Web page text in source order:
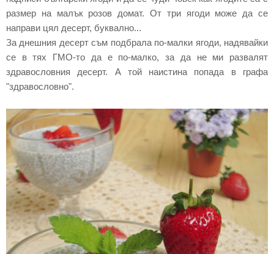
размер на малък розов домат. От три ягоди може да се
направи цял десерт, буквално...
За днешния десерт съм подбрала по-малки ягоди, надявайки
се в тях ГМО-то да е по-малко, за да не ми развалят
здравословния десерт. А той наистина попада в графа
"здравословно".